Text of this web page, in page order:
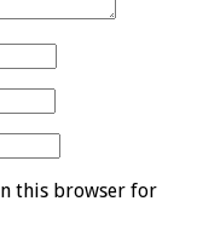
this browser for